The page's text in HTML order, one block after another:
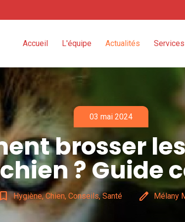
Accueil L'équipe Actualités Services
03 mai 2024
brosser
? Guide
Hygiène, Chien, Conseils, Santé edit Mélany